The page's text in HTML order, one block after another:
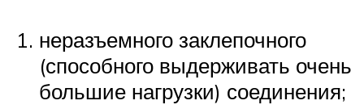
неразъемного заклепочного
(способного выдерживать очень
большие нагрузки) соединения;